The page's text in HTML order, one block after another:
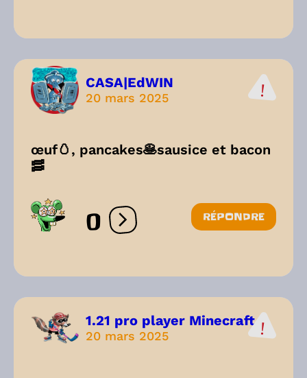
CASA|EdWIN
20 mars 2025
œuf🥚, pancakes🥞sausice et bacon
🥓
0 Ouvrir les réactions
RÉPONDRE
1.21 pro player Minecraft...
20 mars 2025